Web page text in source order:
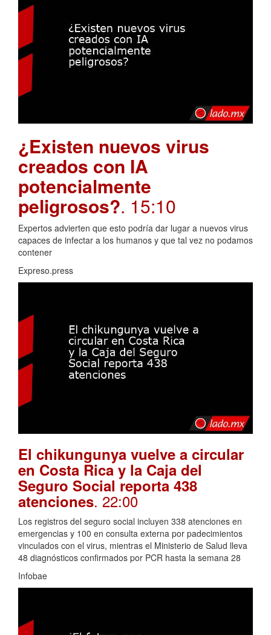
¿Existen nuevos virus
creados con IA
potencialmente
peligrosos?. 15:10
Expertos advierten que esto podría dar lugar a nuevos virus
capaces de infectar a los humanos y que tal vez no podamos
contener
Expreso.press
El chikungunya vuelve a circular
en Costa Rica y la Caja del
Seguro Social reporta 438
atenciones. 22:00
Los registros del seguro social incluyen 338 atenciones en
emergencias y 100 en consulta externa por padecimientos
vinculados con el virus, mientras el Ministerio de Salud lleva
48 diagnósticos confirmados por PCR hasta la semana 28
Infobae